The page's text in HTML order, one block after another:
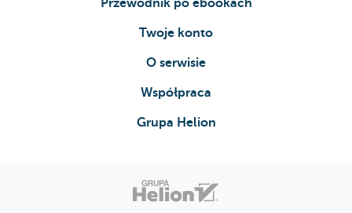
Twoje konto
O serwisie
Współpraca
Grupa Helion